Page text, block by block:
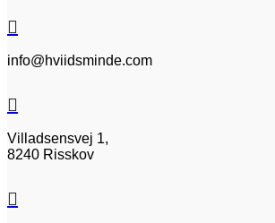

info@hviidsminde.com

Villadsensvej 1,
8240 Risskov
